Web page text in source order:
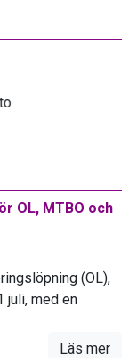
OL, MTBO och
(OL),
juli, med en
Läs mer